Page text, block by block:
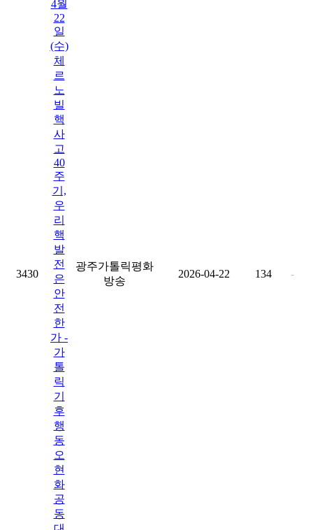
3430
4월
22
일
(수)
체
르
노
빌
핵
사
고
40
주
기,
우
리
핵
발
전
은
안
전
한
가 -
가
톨
릭
기
후
행
동
오
현
화
공
동
광주가톨릭평화
방송
2026-04-22 134 -